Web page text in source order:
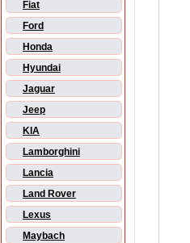
Fiat
Ford
Honda
Hyundai
Jaguar
Jeep
KIA
Lamborghini
Lancia
Land Rover
Lexus
Maybach